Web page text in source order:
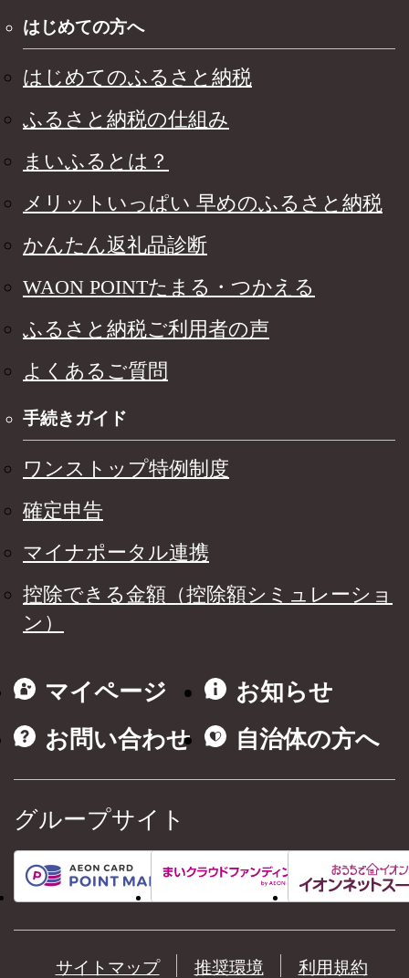
はじめての方へ
はじめてのふるさと納税
ふるさと納税の仕組み
まいふるとは？
メリットいっぱい 早めのふるさと納税
かんたん返礼品診断
WAON POINTたまる・つかえる
ふるさと納税ご利用者の声
よくあるご質問
手続きガイド
ワンストップ特例制度
確定申告
マイナポータル連携
控除できる金額（控除額シミュレーショ
ン）
マイページ
お知らせ
お問い合わせ
自治体の方へ
グループサイト
サイトマップ 推奨環境 利用規約